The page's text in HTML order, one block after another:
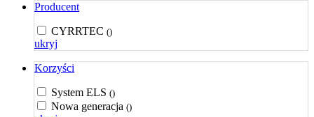
Producent
CYRRTEC ()
ukryj
Korzyści
System ELS ()
Nowa generacja ()